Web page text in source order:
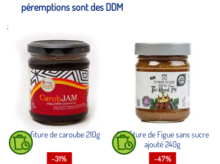
péremptions sont des DDM
;
-31%
Confiture de caroube 210g
-47%
Confiture de Figue sans sucre
ajouté 240g